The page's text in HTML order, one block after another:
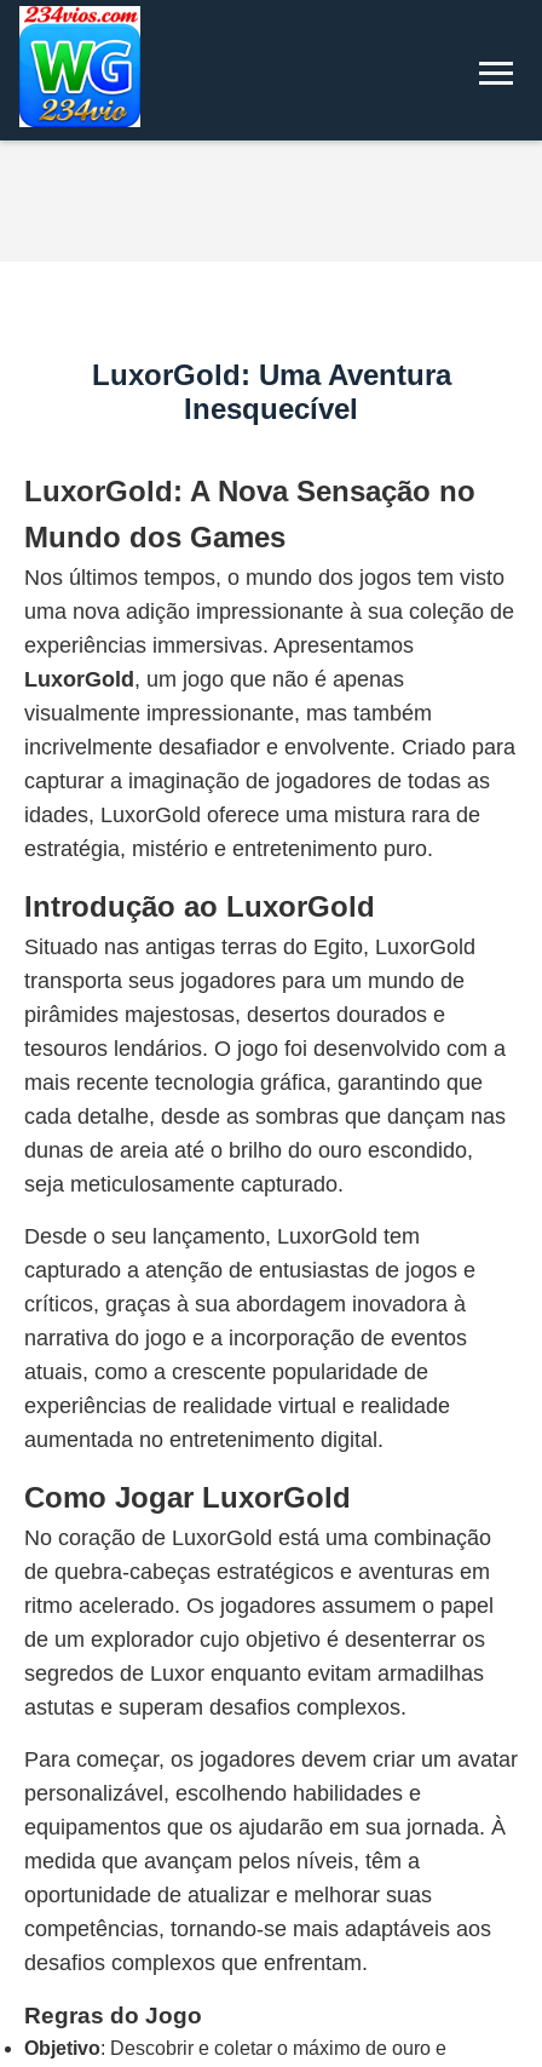
LuxorGold: Uma Aventura
Inesquecível
LuxorGold: A Nova Sensação no
Mundo dos Games
Nos últimos tempos, o mundo dos jogos tem visto
uma nova adição impressionante à sua coleção de
experiências immersivas. Apresentamos
LuxorGold , um jogo que não é apenas
visualmente impressionante, mas também
incrivelmente desafiador e envolvente. Criado para
capturar a imaginação de jogadores de todas as
idades, LuxorGold oferece uma mistura rara de
estratégia, mistério e entretenimento puro.
Introdução ao LuxorGold
Situado nas antigas terras do Egito, LuxorGold
transporta seus jogadores para um mundo de
pirâmides majestosas, desertos dourados e
tesouros lendários. O jogo foi desenvolvido com a
mais recente tecnologia gráfica, garantindo que
cada detalhe, desde as sombras que dançam nas
dunas de areia até o brilho do ouro escondido,
seja meticulosamente capturado.
Desde o seu lançamento, LuxorGold tem
capturado a atenção de entusiastas de jogos e
críticos, graças à sua abordagem inovadora à
narrativa do jogo e a incorporação de eventos
atuais, como a crescente popularidade de
experiências de realidade virtual e realidade
aumentada no entretenimento digital.
Como Jogar LuxorGold
No coração de LuxorGold está uma combinação
de quebra-cabeças estratégicos e aventuras em
ritmo acelerado. Os jogadores assumem o papel
de um explorador cujo objetivo é desenterrar os
segredos de Luxor enquanto evitam armadilhas
astutas e superam desafios complexos.
Para começar, os jogadores devem criar um avatar
personalizável, escolhendo habilidades e
equipamentos que os ajudarão em sua jornada. À
medida que avançam pelos níveis, têm a
oportunidade de atualizar e melhorar suas
competências, tornando-se mais adaptáveis aos
desafios complexos que enfrentam.
Regras do Jogo
Objetivo: Descobrir e coletar o máximo de ouro e